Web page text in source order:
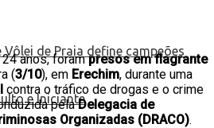
anos, forampresos em flagrante
(3/10), em Erechim, durante uma
contra o tráfico de drogas e o crime
pelaDelegacia de
Organizadas (DRACO).